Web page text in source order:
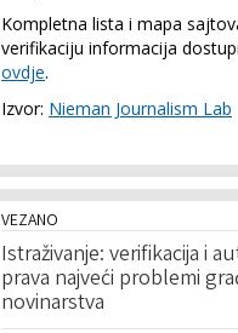
Kompletna lista i mapa
verifikaciju informacija
ovdje.
Izvor: Nieman Journalism Lab
VEZANO
Istraživanje: verifikacija i
prava najveći problemi
novinarstva